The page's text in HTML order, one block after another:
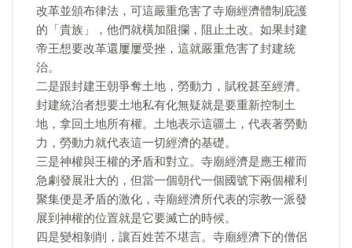
改革並頒布律法，可這嚴重危害了寺廟經濟體制庇護
的「貴族」，他們就橫加阻攔，阻止土改。如果封建
帝王想要改革還屢屢受挫，這就嚴重危害了封建統
治。
二是跟封建王朝爭奪土地，勞動力，賦稅甚至經濟。
封建統治者想要土地私有化無疑就是要重新控制土
地，拿回土地所有權。土地表示這疆土，代表著勞動
力，勞動力就代表這一切經濟的基礎。
三是神權與王權的矛盾和對立。寺廟經濟是應王權而
急劇發展壯大的，但當一個朝代一個國號下兩個權利
聚集便是矛盾的激化，寺廟經濟所代表的宗教一派發
展到神權的位置就是它要滅亡的時候。
四是變相剝削，讓百姓苦不堪言。寺廟經濟下的僧侶